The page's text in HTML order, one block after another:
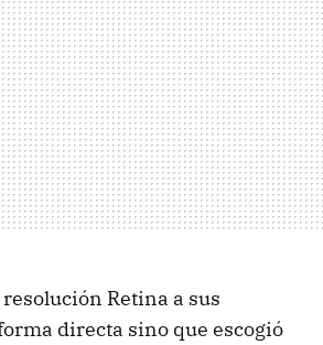
Retina a sus
directa sino que escogió